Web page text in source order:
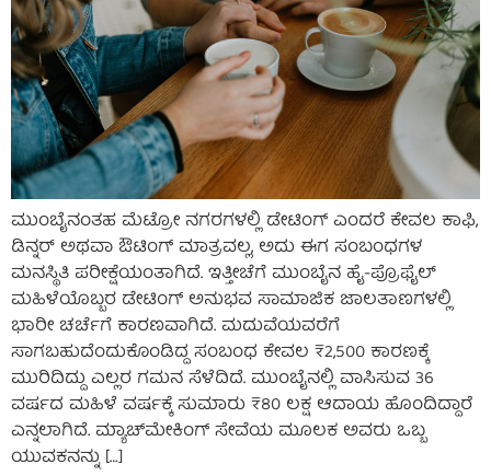
ಮುಂಬೈನಂತಹ ಮೆಟ್ರೋ ನಗರಗಳಲ್ಲಿ ಡೇಟಿಂಗ್ ಎಂದರೆ ಕೇವಲ ಕಾಫಿ,
ಡಿನ್ನರ್ ಅಥವಾ ಔಟಿಂಗ್ ಮಾತ್ರವಲ್ಲ, ಅದು ಈಗ ಸಂಬಂಧಗಳ
ಮನಸ್ಥಿತಿ ಪರೀಕ್ಷೆಯಂತಾಗಿದೆ. ಇತ್ತೀಚೆಗೆ ಮುಂಬೈನ ಹೈ-ಪ್ರೊಫೈಲ್
ಮಹಿಳೆಯೊಬ್ಬರ ಡೇಟಿಂಗ್ ಅನುಭವ ಸಾಮಾಜಿಕ ಜಾಲತಾಣಗಳಲ್ಲಿ
ಭಾರೀ ಚರ್ಚೆಗೆ ಕಾರಣವಾಗಿದೆ. ಮದುವೆಯವರೆಗೆ
ಸಾಗಬಹುದೆಂದುಕೊಂಡಿದ್ದ ಸಂಬಂಧ ಕೇವಲ ₹2,500 ಕಾರಣಕ್ಕೆ
ಮುರಿದಿದ್ದು ಎಲ್ಲರ ಗಮನ ಸೆಳೆದಿದೆ. ಮುಂಬೈನಲ್ಲಿ ವಾಸಿಸುವ 36
ವರ್ಷದ ಮಹಿಳೆ ವರ್ಷಕ್ಕೆ ಸುಮಾರು ₹80 ಲಕ್ಷ ಆದಾಯ ಹೊಂದಿದ್ದಾರೆ
ಎನ್ನಲಾಗಿದೆ. ಮ್ಯಾಚ್‌ಮೇಕಿಂಗ್ ಸೇವೆಯ ಮೂಲಕ ಅವರು ಒಬ್ಬ
ಯುವಕನನ್ನು […]